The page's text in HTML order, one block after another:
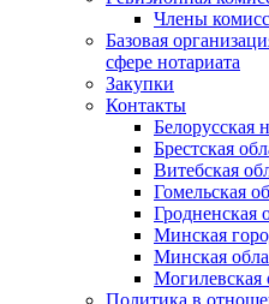
Члены
Базовая
сфере нотариата
Закупки
Контакты
Белорусская
Брестская
Витебская
Гомельская
Гродненская
Минская
Минская
Могилевская